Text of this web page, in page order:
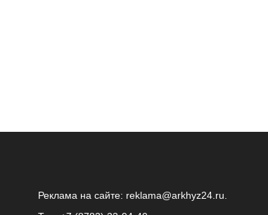
Реклама на сайте: reklama@arkhyz24.ru